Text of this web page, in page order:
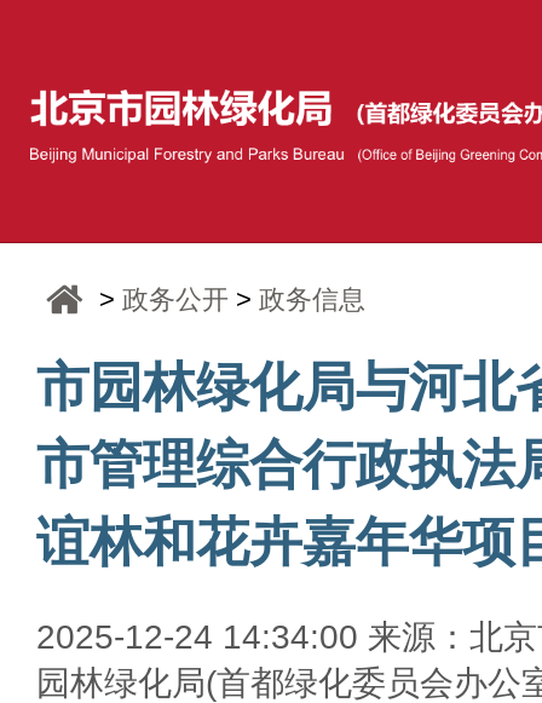
>政务公开 >政务信息
市园林绿化局与河北
市管理综合行政执法
谊林和花卉嘉年华项
2025-12-24 14:34:00 来源：北
园林绿化局(首都绿化委员会办公